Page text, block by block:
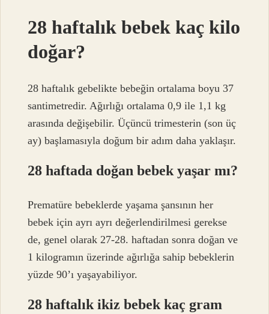
28 haftalık bebek kaç kilo
doğar?
28 haftalık gebelikte bebeğin ortalama boyu 37
santimetredir. Ağırlığı ortalama 0,9 ile 1,1 kg
arasında değişebilir. Üçüncü trimesterin (son üç
ay) başlamasıyla doğum bir adım daha yaklaşır.
28 haftada doğan bebek yaşar mı?
Prematüre bebeklerde yaşama şansının her
bebek için ayrı ayrı değerlendirilmesi gerekse
de, genel olarak 27-28. haftadan sonra doğan ve
1 kilogramın üzerinde ağırlığa sahip bebeklerin
yüzde 90’ı yaşayabiliyor.
28 haftalık ikiz bebek kaç gram